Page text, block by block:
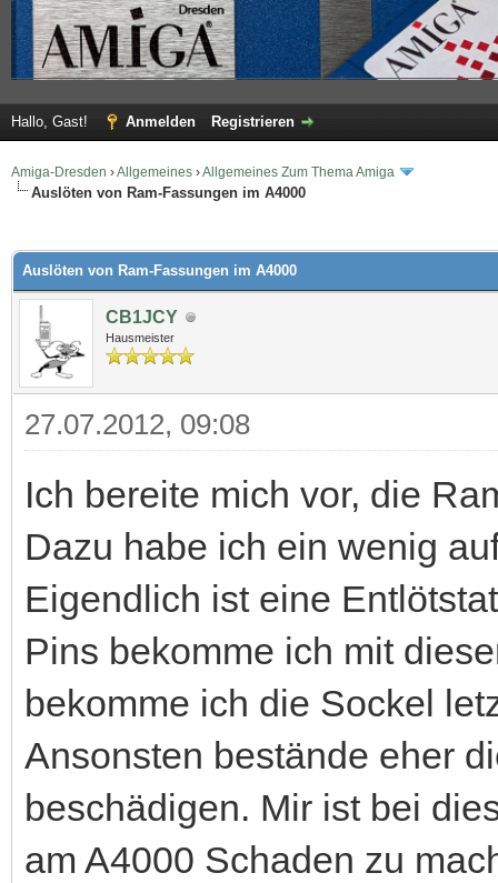
Hallo, Gast! Anmelden Registrieren
Amiga-Dresden ›Allgemeines ›Allgemeines Zum Thema Amiga
Auslöten von Ram-Fassungen im A4000
Auslöten von Ram-Fassungen im A4000
CB1JCY
Hausmeister
27.07.2012, 09:08
Ich bereite mich vor, die
Dazu habe ich ein wenig
Eigendlich ist eine
Pins bekomme ich mit
bekomme ich die Sockel
Ansonsten bestände eher
beschädigen. Mir ist bei
am A4000 Schaden zu